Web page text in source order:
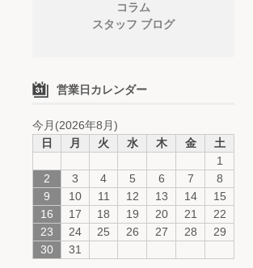
コラム
スタッフ ブログ
営業日カレンダー
今月(2026年8月)
日
月 火 水 木 金
土
1
2
3 4 5 6 7
8
9
10 11 12 13 14
15
16
17 18 19 20 21
22
23
24 25 26 27 28
29
30
31